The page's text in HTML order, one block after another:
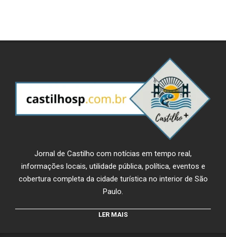
Jornal de Castilho com notícias em tempo real,
informações locais, utilidade pública, política, eventos e
cobertura completa da cidade turística no interior de São
Paulo.
LER MAIS